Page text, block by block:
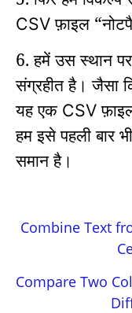
CSVफ़ाइल
6. हमें उस स्थान
संग्रहीत है। जैसा
यह एक CSV
हम इसे पहली बार
समान है।
Combine Text
Compare Two